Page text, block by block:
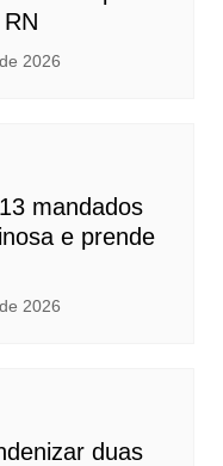
2026
mandados
e prende
2026
duas